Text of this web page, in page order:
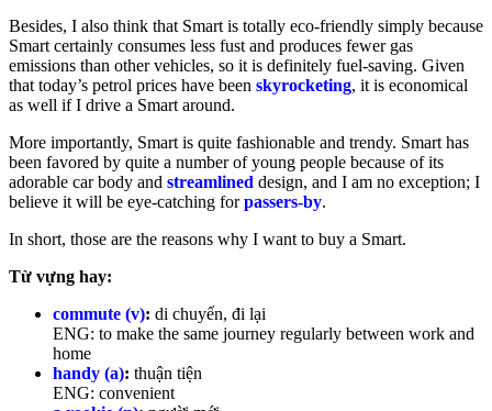
Besides, I also think that Smart is totally eco-friendly simply because
Smart certainly consumes less fust and produces fewer gas
emissions than other vehicles, so it is definitely fuel-saving. Given
that today’s petrol prices have been skyrocketing, it is economical
as well if I drive a Smart around.
More importantly, Smart is quite fashionable and trendy. Smart has
been favored by quite a number of young people because of its
adorable car body and streamlined design, and I am no exception; I
believe it will be eye-catching forpassers-by.
In short, those are the reasons why I want to buy a Smart.
Từ vựng hay:
commute (v): di chuyển, đi lại
ENG: to make the same journey regularly between work and
home
handy (a): thuận tiện
ENG: convenient